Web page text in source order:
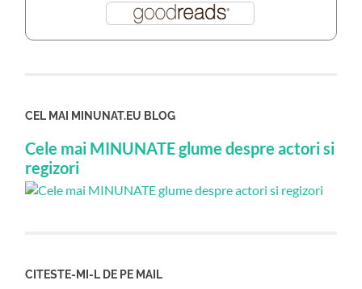
CEL MAI MINUNAT.EU BLOG
Cele mai MINUNATE glume despre actori si
regizori
CITESTE-MI-L DE PE MAIL